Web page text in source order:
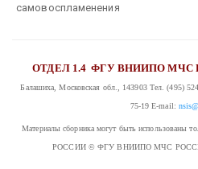
самовоспламенения
ОТДЕЛ 1.4ФГУ ВНИИПО МЧС
Балашиха, Московская обл., 143903Тел. (495)
75-19 E-mail:
Материалы сборника могут быть
РОССИИ© ФГУ ВНИИПО МЧС